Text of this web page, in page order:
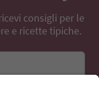
consigli per le
e ricette tipiche.